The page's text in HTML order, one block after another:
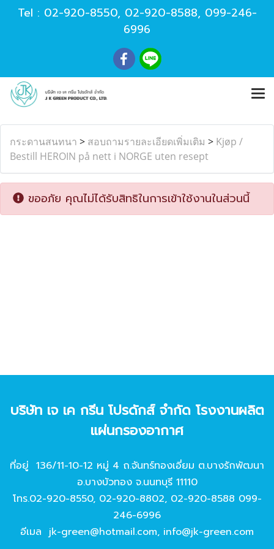
Tel : 02-920-8550, 02-920-8588, 099-246-
6996
กระดานสนทนา > สอบถามรายละเอียดเพิ่มเติม > Kjøp /
Bestill HEROIN på nett i NORGE uten resept
ขออภัย คุณไม่ได้รับสิทธิในการเข้าใช้งานในส่วนนี้
บริษัท เจ เค กรีน โปรดักส์ จํากัด โรงงานผลิต
แผ่นกรองอากาศ
ที่อยู่ 136/11-10-12 หมู่ 4 ถ.จันทร์ทองเอี่ยม ต.บางรักพัฒนา
อ.บางบัวทอง จ.นนทบุรี 11110
โทร.02-920-8550, 02-920-8802, 02-920-8588 099-
246-6996
อีเมล jk-green@hotmail.com, info@jk-green.com